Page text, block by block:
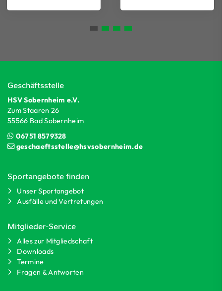
Geschäftsstelle
HSV Sobernheim e.V.
Zum Staaren 26
55566 Bad Sobernheim
06751 8579328
geschaeftsstelle@hsvsobernheim.de
Sportangebote finden
Unser Sportangebot
Ausfälle und Vertretungen
Mitglieder-Service
Alles zur Mitgliedschaft
Downloads
Termine
Fragen & Antworten